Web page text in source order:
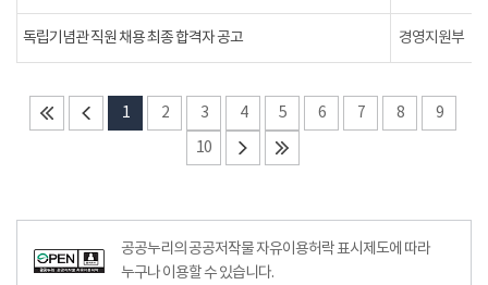
독립기념관 직원 채용 최종 합격자 공고 경영지원부
1 2 3 4 5 6 7 8
9
10
공공누리의 공공저작물 자유이용허락 표시제도에 따라
누구나 이용할 수 있습니다.